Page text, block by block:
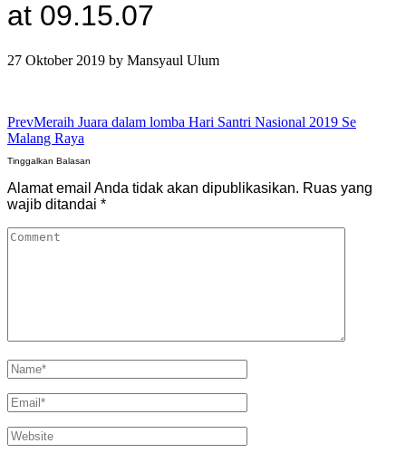
at 09.15.07
27 Oktober 2019 by Mansyaul Ulum
PrevMeraih Juara dalam lomba Hari Santri Nasional 2019 Se
Malang Raya
Tinggalkan Balasan
Alamat email Anda tidak akan dipublikasikan. Ruas yang
wajib ditandai *